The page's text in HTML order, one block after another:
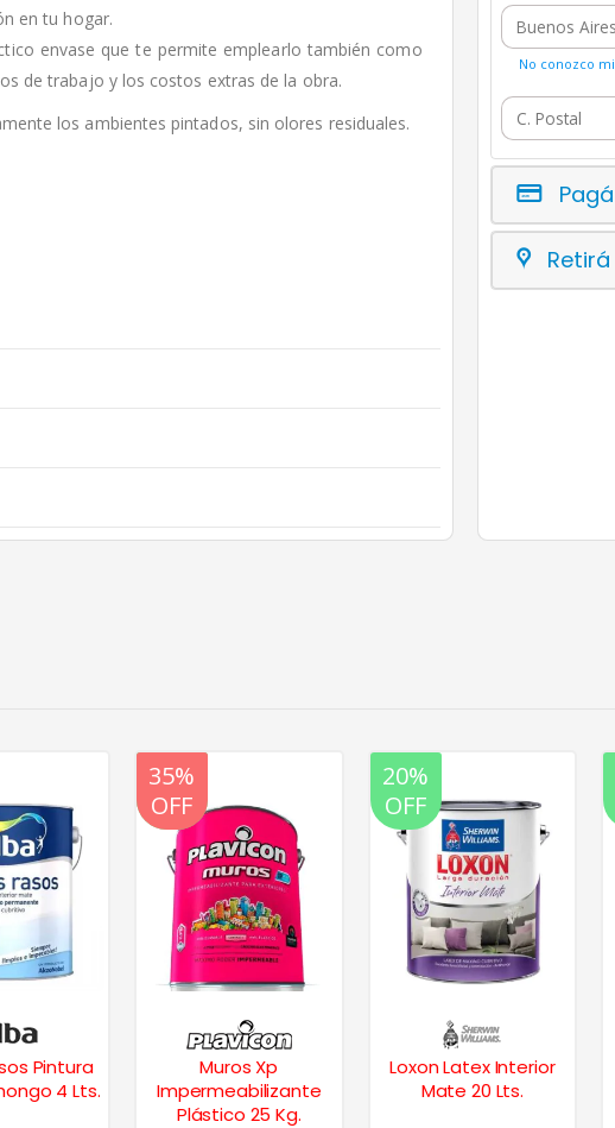
en tu hogar.
envase que te permite emplearlo también como
de trabajo y los costos extras de la obra.
los ambientes pintados, sin olores residuales.
No conozco
Pintura
4 Lts.
20%
OFF
35%
OFF
Muros Xp
Impermeabilizante
Plástico 25 Kg.
20%
OFF
Loxon Latex Interior
Mate 20 Lts.